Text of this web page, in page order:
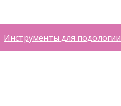
Инструменты для подологии